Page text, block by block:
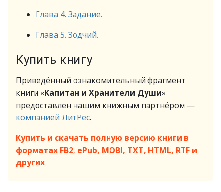
Глава 4. Задание.
Глава 5. Зодчий.
Купить книгу
Приведённый ознакомительный фрагмент
книги «Капитан и Хранители Души»
предоставлен нашим книжным партнёром —
компанией ЛитРес.
Купить и скачать полную версию книги в
форматах FB2, ePub, MOBI, TXT, HTML, RTF и
других